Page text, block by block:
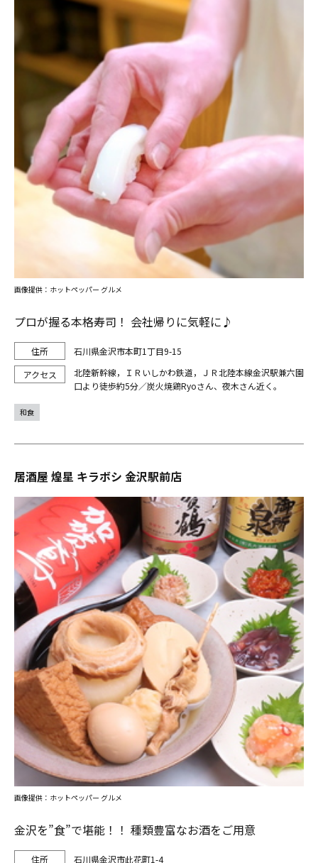
プロが握る本格寿司！ 会社帰りに気軽に♪
石川県金沢市本町1丁目9-15
北陸新幹線，ＩＲいしかわ鉄道，ＪＲ北陸本線金沢駅兼六園
口より徒歩約5分／炭火焼鶏Ryoさん、夜木さん近く。
画像提供：ホットペッパー グルメ
和食
居酒屋 煌星 キラボシ 金沢駅前店
金沢を”食”で堪能！！ 種類豊富なお酒をご用意
石川県金沢市此花町1-4
画像提供：ホットペッパー グルメ